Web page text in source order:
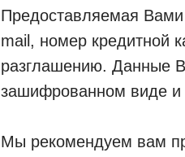
Предоставляемая
mail, номер кредитной
разглашению. Данные
зашифрованном виде и
Мы рекомендуем вам